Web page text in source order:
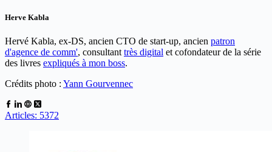
Herve Kabla
Hervé Kabla, ex-DS, ancien CTO de start-up, ancien patron
d'agence de comm', consultant très digital et cofondateur de la série
des livres expliqués à mon boss.
Crédits photo : Yann Gourvennec
Articles: 5372